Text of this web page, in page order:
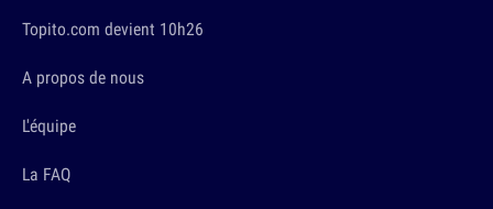
Topito.com devient 10h26
A propos de nous
L'équipe
La FAQ